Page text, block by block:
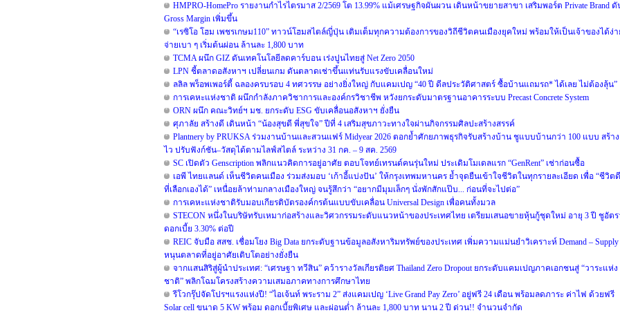
HMPRO-HomePro รายงานกำไรไตรมาส 2/2569 โต 13.99% แม้เศรษฐกิจผันผวน เดินหน้าขยายสาขา เสริมพอร์ต Private Brand ดั
Gross Margin เพิ่มขึ้น
“เรซิโอ โฮม เพชรเกษม110” ทาวน์โฮมสไตล์ญี่ปุ่น เติมเต็มทุกความต้องการของวิถีชีวิตคนเมืองยุคใหม่ พร้อมให้เป็นเจ้าของได้ง่า
จ่ายเบา ๆ เริ่มต้นผ่อน ล้านละ 1,800 บาท
TCMA ผนึก GIZ ดันเทคโนโลยีลดคาร์บอน เร่งปูนไทยสู่ Net Zero 2050
LPN ชี้ตลาดอสังหาฯ เปลี่ยนเกม ดันตลาดเช่าขึ้นแท่นรับแรงขับเคลื่อนใหม่
ลลิล พร็อพเพอร์ตี้ ฉลองครบรอบ 4 ทศวรรษ อย่างยิ่งใหญ่ กับแคมเปญ “40 ปี ดีลประวัติศาสตร์ ซื้อบ้านแถมรถ* ได้เลย ไม่ต้องลุ้น”
การเคหะแห่งชาติ ผนึกกำลังภาควิชาการและองค์กรวิชาชีพ หวังยกระดับมาตรฐานอาคารระบบ Precast Concrete System
ORN ผนึก คณะวิทย์ฯ มช. ยกระดับ ESG ขับเคลื่อนอสังหาฯ ยั่งยืน
ศุภาลัย สร้างดี เดินหน้า “น้องสุขดี พี่สุขใจ” ปีที่ 4 เสริมสุขภาวะทางใจผ่านกิจกรรมศิลปะสร้างสรรค์
Plantnery by PRUKSA ร่วมงานบ้านและสวนแฟร์ Midyear 2026 ตอกย้ำศักยภาพธุรกิจรับสร้างบ้าน ชูแบบบ้านกว่า 100 แบบ สร้าง
ไว ปรับฟังก์ชัน–วัสดุได้ตามไลฟ์สไตล์ ระหว่าง 31 กค. – 9 สค. 2569
SC เปิดตัว Genscription พลิกแนวคิดการอยู่อาศัย ตอบโจทย์เทรนด์คนรุ่นใหม่ ประเดิมโมเดลแรก “GenRent” เช่าก่อนซื้อ
เอพี ไทยแลนด์ เห็นชีวิตคนเมือง ร่วมส่งมอบ ‘เก้าอี้แบ่งปัน’ ให้กรุงเทพมหานคร ย้ำจุดยืนเข้าใจชีวิตในทุกรายละเอียด เพื่อ “ชีวิต
ที่เลือกเองได้” เหนื่อยล้าท่ามกลางเมืองใหญ่ จนรู้สึกว่า “อยากมีมุมเล็กๆ นั่งพักสักแป๊บ... ก่อนที่จะไปต่อ”
การเคหะแห่งชาติรับมอบเกียรติบัตรองค์กรต้นแบบขับเคลื่อน Universal Design เพื่อคนทั้งมวล
STECON หนึ่งในบริษัทรับเหมาก่อสร้างและวิศวกรรมระดับแนวหน้าของประเทศไทย เตรียมเสนอขายหุ้นกู้ชุดใหม่ อายุ 3 ปี ชูอัตร
ดอกเบี้ย 3.30% ต่อปี
REIC จับมือ สสช. เชื่อมโยง Big Data ยกระดับฐานข้อมูลอสังหาริมทรัพย์ของประเทศ เพิ่มความแม่นยำวิเคราะห์ Demand – Supply
หนุนตลาดที่อยู่อาศัยเติบโตอย่างยั่งยืน
จากแสนสิริสู่ผู้นำประเทศ: “เศรษฐา ทวีสิน” คว้ารางวัลเกียรติยศ Thailand Zero Dropout ยกระดับแคมเปญภาคเอกชนสู่ “วาระแห่ง
ชาติ” พลิกโฉมโครงสร้างความเสมอภาคทางการศึกษาไทย
รีโวกรุ๊ปจัดโปรฯแรงแห่งปี! “ไอเจ้นท์ พระราม 2” ส่งแคมเปญ ‘Live Grand Pay Zero’ อยู่ฟรี 24 เดือน พร้อมลดภาระ ค่าไฟ ด้วยฟรี
Solar cell ขนาด 5 KW พร้อม ดอกเบี้ยพิเศษ และผ่อนต่ำ ล้านละ 1,800 บาท นาน 2 ปี ด่วน!! จำนวนจำกัด